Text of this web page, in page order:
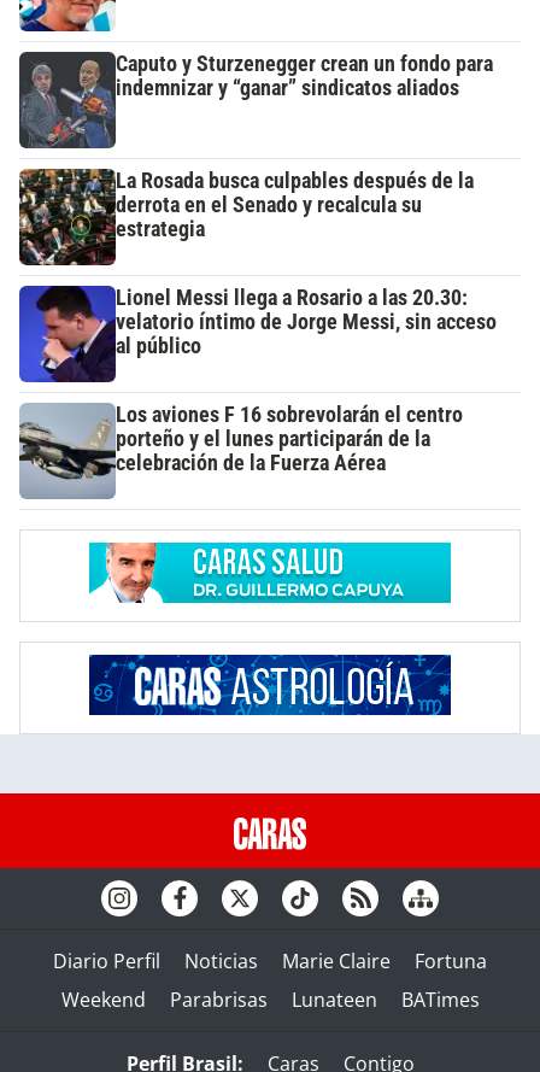
Caputo y Sturzenegger crean un fondo para
indemnizar y “ganar” sindicatos aliados
La Rosada busca culpables después de la
derrota en el Senado y recalcula su
estrategia
Lionel Messi llega a Rosario a las 20.30:
velatorio íntimo de Jorge Messi, sin acceso
al público
Los aviones F 16 sobrevolarán el centro
porteño y el lunes participarán de la
celebración de la Fuerza Aérea
Diario Perfil Noticias Marie Claire
Fortuna
Weekend
Parabrisas Lunateen BATimes
Perfil Brasil: Caras Contigo